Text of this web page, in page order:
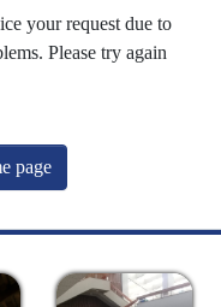
your request due to
Please try again
page